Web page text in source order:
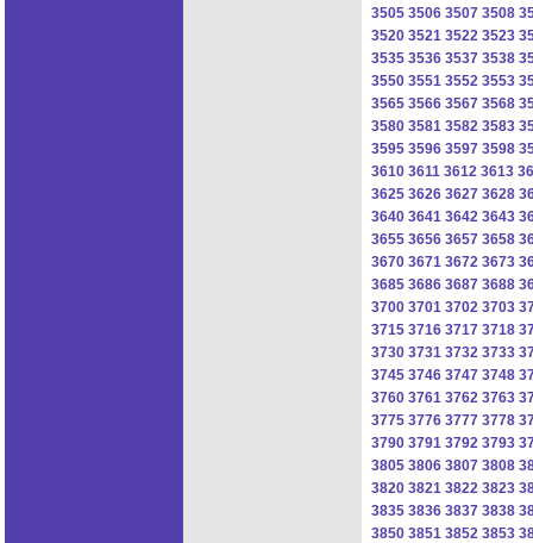
3505 3506 3507 3508
3520 3521 3522 3523
3535 3536 3537 3538
3550 3551 3552 3553
3565 3566 3567 3568
3580 3581 3582 3583
3595 3596 3597 3598
3610 3611 3612 3613
3625 3626 3627 3628
3640 3641 3642 3643
3655 3656 3657 3658
3670 3671 3672 3673
3685 3686 3687 3688
3700 3701 3702 3703
3715 3716 3717 3718
3730 3731 3732 3733
3745 3746 3747 3748
3760 3761 3762 3763
3775 3776 3777 3778
3790 3791 3792 3793
3805 3806 3807 3808
3820 3821 3822 3823
3835 3836 3837 3838
3850 3851 3852 3853